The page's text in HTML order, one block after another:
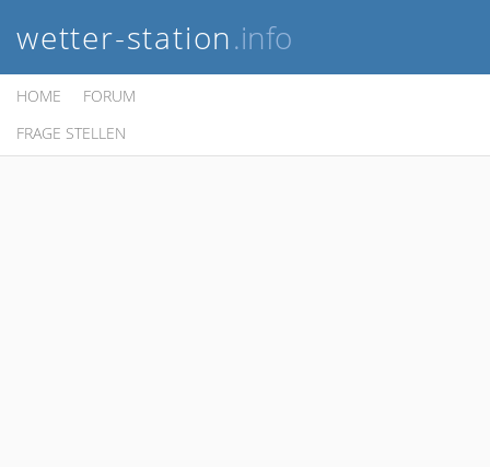
wetter-station.info
HOME
FORUM
FRAGE STELLEN